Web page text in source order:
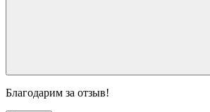
Благодарим за отзыв!